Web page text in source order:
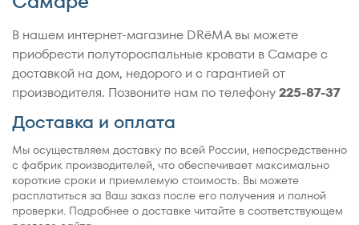
В нашем интернет-магазине DRёMA вы можете
приобрести полутороспальные кровати в Самаре с
доставкой на дом, недорого и с гарантией от
производителя. Позвоните нам по телефону225-87-37
Доставка и оплата
Мы осуществляем доставку по всей России, непосредственно
с фабрик производителей, что обеспечивает максимально
короткие сроки и приемлемую стоимость. Вы можете
расплатиться за Ваш заказ после его получения и полной
проверки. Подробнее о доставке читайте в соответствующем